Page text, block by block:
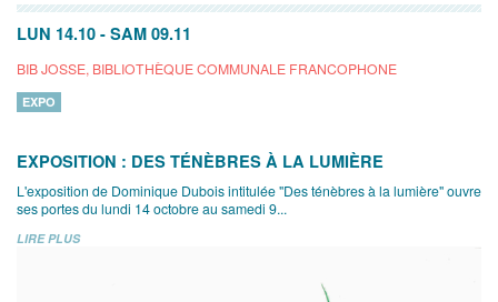
LUN 14.10 - SAM 09.11
BIB JOSSE, BIBLIOTHÈQUE COMMUNALE FRANCOPHONE
EXPO
EXPOSITION : DES TÉNÈBRES À LA LUMIÈRE
L'exposition de Dominique Dubois intitulée "Des ténèbres à la lumière" ouvre
ses portes du lundi 14 octobre au samedi 9...
LIRE PLUS